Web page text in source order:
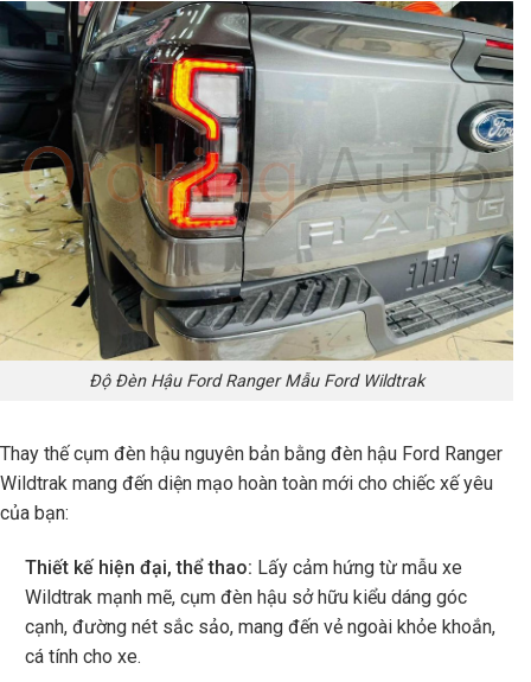
Độ Đèn Hậu Ford Ranger Mẫu Ford Wildtrak
Thay thế cụm đèn hậu nguyên bản bằng đèn hậu Ford Ranger
Wildtrak mang đến diện mạo hoàn toàn mới cho chiếc xế yêu
của bạn:
Thiết kế hiện đại, thể thao: Lấy cảm hứng từ mẫu xe
Wildtrak mạnh mẽ, cụm đèn hậu sở hữu kiểu dáng góc
cạnh, đường nét sắc sảo, mang đến vẻ ngoài khỏe khoắn,
cá tính cho xe.